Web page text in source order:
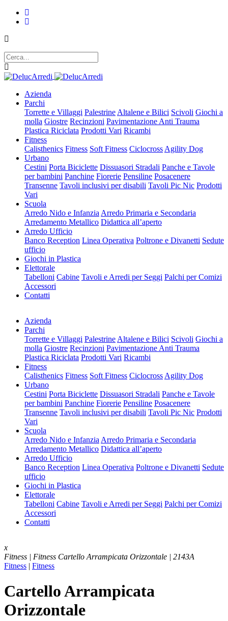
Azienda
Parchi
Torrette e Villaggi Palestrine Altalene e Bilici Scivoli Giochi a
molla Giostre Recinzioni Pavimentazione Anti Trauma
Plastica Riciclata Prodotti Vari Ricambi
Fitness
Calisthenics Fitness Soft Fitness Ciclocross Agility Dog
Urbano
Cestini Porta Biciclette Dissuasori Stradali Panche e Tavole
per bambini Panchine Fiorerie Pensiline Posacenere
Transenne Tavoli inclusivi per disabili Tavoli Pic Nic Prodotti
Vari
Scuola
Arredo Nido e Infanzia Arredo Primaria e Secondaria
Arredamento Metallico Didattica all’aperto
Arredo Ufficio
Banco Reception Linea Operativa Poltrone e Divanetti Sedute
ufficio
Giochi in Plastica
Elettorale
Tabelloni Cabine Tavoli e Arredi per Seggi Palchi per Comizi
Accessori
Contatti
Azienda
Parchi
Torrette e Villaggi Palestrine Altalene e Bilici Scivoli Giochi a
molla Giostre Recinzioni Pavimentazione Anti Trauma
Plastica Riciclata Prodotti Vari Ricambi
Fitness
Calisthenics Fitness Soft Fitness Ciclocross Agility Dog
Urbano
Cestini Porta Biciclette Dissuasori Stradali Panche e Tavole
per bambini Panchine Fiorerie Pensiline Posacenere
Transenne Tavoli inclusivi per disabili Tavoli Pic Nic Prodotti
Vari
Scuola
Arredo Nido e Infanzia Arredo Primaria e Secondaria
Arredamento Metallico Didattica all’aperto
Arredo Ufficio
Banco Reception Linea Operativa Poltrone e Divanetti Sedute
ufficio
Giochi in Plastica
Elettorale
Tabelloni Cabine Tavoli e Arredi per Seggi Palchi per Comizi
Accessori
Contatti
x
Fitness | Fitness Cartello Arrampicata Orizzontale | 2143A
Fitness | Fitness
Cartello Arrampicata
Orizzontale